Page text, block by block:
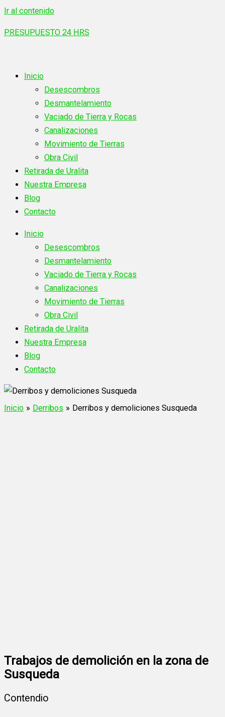
Ir al contenido
PRESUPUESTO 24 HRS
Inicio
Desescombros
Desmantelamiento
Vaciado de Tierra y Rocas
Canalizaciones
Movimiento de Tierras
Obra Civil
Retirada de Uralita
Nuestra Empresa
Blog
Contacto
Inicio
Desescombros
Desmantelamiento
Vaciado de Tierra y Rocas
Canalizaciones
Movimiento de Tierras
Obra Civil
Retirada de Uralita
Nuestra Empresa
Blog
Contacto
Inicio Derribos Derribos y demoliciones Susqueda
Trabajos de demolición en la zona de
Susqueda
Contendio